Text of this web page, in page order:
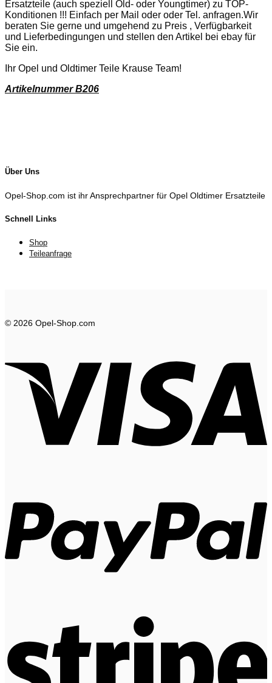
Ersatzteile (auch speziell Old- oder Youngtimer) zu TOP-
Konditionen !!! Einfach per Mail oder oder Tel. anfragen.Wir
beraten Sie gerne und umgehend zu Preis , Verfügbarkeit
und Lieferbedingungen und stellen den Artikel bei ebay für
Sie ein.
Ihr Opel und Oldtimer Teile Krause Team!
Artikelnummer B206
Über Uns
Opel-Shop.com ist ihr Ansprechpartner für Opel Oldtimer Ersatzteile
Schnell Links
Shop
Teileanfrage
© 2026 Opel-Shop.com